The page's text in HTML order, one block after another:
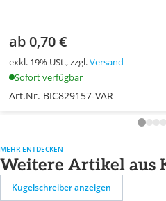
ab 0,70 €
exkl. 19% USt., zzgl.Versand
Sofort verfügbar
Art.Nr. BIC829157-VAR
MEHR ENTDECKEN
Weitere Artikel aus
Kugelschreiber anzeigen